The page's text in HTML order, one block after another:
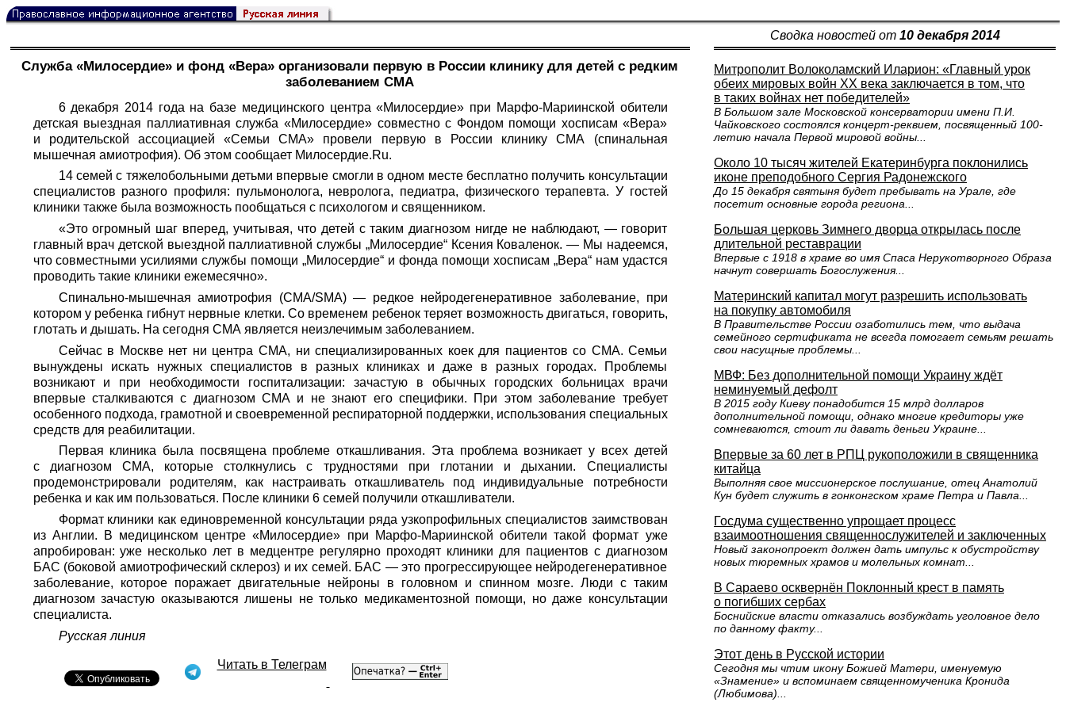
Сводка новостей от 10 декабря 2014
Служба «Милосердие» и фонд «Вера» организовали первую в России клинику для детей с редким
заболеванием СМА
6 декабря 2014 года на базе медицинского центра «Милосердие» при Марфо-Мариинской обители
детская выездная паллиативная служба «Милосердие» совместно с Фондом помощи хосписам «Вера»
и родительской ассоциацией «Семьи СМА» провели первую в России клинику СМА (спинальная
мышечная амиотрофия). Об этом сообщает Милосердие.Ru.
14 семей с тяжелобольными детьми впервые смогли в одном месте бесплатно получить консультации
специалистов разного профиля: пульмонолога, невролога, педиатра, физического терапевта. У гостей
клиники также была возможность пообщаться с психологом и священником.
«Это огромный шаг вперед, учитывая, что детей с таким диагнозом нигде не наблюдают, — говорит
главный врач детской выездной паллиативной службы „Милосердие“ Ксения Коваленок. — Мы надеемся,
что совместными усилиями службы помощи „Милосердие“ и фонда помощи хосписам „Вера“ нам удастся
проводить такие клиники ежемесячно».
Спинально-мышечная амиотрофия (СМA/SMA) — редкое нейродегенеративное заболевание, при
котором у ребенка гибнут нервные клетки. Со временем ребенок теряет возможность двигаться, говорить,
глотать и дышать. На сегодня СМА является неизлечимым заболеванием.
Сейчас в Москве нет ни центра СМА, ни специализированных коек для пациентов со СМА. Семьи
вынуждены искать нужных специалистов в разных клиниках и даже в разных городах. Проблемы
возникают и при необходимости госпитализации: зачастую в обычных городских больницах врачи
впервые сталкиваются с диагнозом СМА и не знают его специфики. При этом заболевание требует
особенного подхода, грамотной и своевременной респираторной поддержки, использования специальных
средств для реабилитации.
Первая клиника была посвящена проблеме откашливания. Эта проблема возникает у всех детей
с диагнозом СМА, которые столкнулись с трудностями при глотании и дыхании. Специалисты
продемонстрировали родителям, как настраивать откашливатель под индивидуальные потребности
ребенка и как им пользоваться. После клиники 6 семей получили откашливатели.
Формат клиники как единовременной консультации ряда узкопрофильных специалистов заимствован
из Англии. В медицинском центре «Милосердие» при Марфо-Мариинской обители такой формат уже
апробирован: уже несколько лет в медцентре регулярно проходят клиники для пациентов с диагнозом
БАС (боковой амиотрофический склероз) и их семей. БАС — это прогрессирующее нейродегенеративное
заболевание, которое поражает двигательные нейроны в головном и спинном мозге. Люди с таким
диагнозом зачастую оказываются лишены не только медикаментозной помощи, но даже консультации
специалиста.
Русская линия
Читать в Телеграм
Митрополит Волоколамский Иларион: «Главный урок
обеих мировых войн XX века заключается в том, что
в таких войнах нет победителей»
В Большом зале Московской консерватории имени П.И.
Чайковского состоялся концерт-реквием, посвященный 100-
летию начала Первой мировой войны...
Около 10 тысяч жителей Екатеринбурга поклонились
иконе преподобного Сергия Радонежского
До 15 декабря святыня будет пребывать на Урале, где
посетит основные города региона...
Большая церковь Зимнего дворца открылась после
длительной реставрации
Впервые с 1918 в храме во имя Спаса Нерукотворного Образа
начнут совершать Богослужения...
Материнский капитал могут разрешить использовать
на покупку автомобиля
В Правительстве России озаботились тем, что выдача
семейного сертификата не всегда помогает семьям решать
свои насущные проблемы...
МВФ: Без дополнительной помощи Украину ждёт
неминуемый дефолт
В 2015 году Киеву понадобится 15 млрд долларов
дополнительной помощи, однако многие кредиторы уже
сомневаются, стоит ли давать деньги Украине...
Впервые за 60 лет в РПЦ рукоположили в священника
китайца
Выполняя свое миссионерское послушание, отец Анатолий
Кун будет служить в гонконгском храме Петра и Павла...
Госдума существенно упрощает процесс
взаимоотношения священнослужителей и заключенных
Новый законопроект должен дать импульс к обустройству
новых тюремных храмов и молельных комнат...
В Сараево осквернён Поклонный крест в память
о погибших сербах
Боснийские власти отказались возбуждать уголовное дело
по данному факту...
Этот день в Русской истории
Сегодня мы чтим икону Божией Матери, именуемую
«Знамение» и вспоминаем священномученика Кронида
(Любимова)...